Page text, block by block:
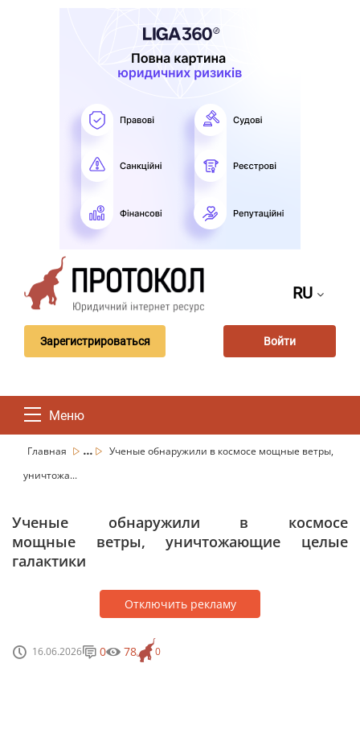
RU
Зарегистрироваться Войти
Меню
Главная ...
Ученые обнаружили в космосе мощные ветры,
уничтожа...
Ученые обнаружили в космосе
мощные ветры, уничтожающие целые
галактики
Отключить рекламу
16.06.2026 0
0 78